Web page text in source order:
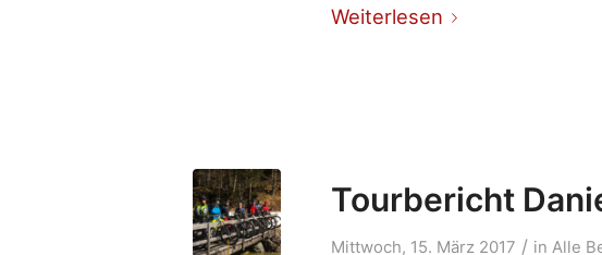
Weiterlesen
Tourbericht
Mittwoch, 15. März 2017 / in Alle